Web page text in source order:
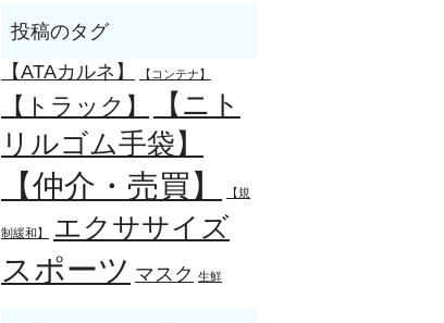
【ATAカルネ】 【コンテナ】
【トラック】
【ニト
リルゴム手袋】
【仲介・売買】 【規
制緩和】 エクササイズ
スポーツ マスク 生鮮